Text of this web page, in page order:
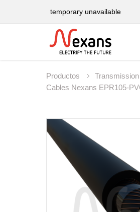
temporary unavailable
Productos
Cables Nexans EPR105-